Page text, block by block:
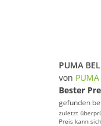
von PUMA
Bester
gefunden bei
zuletzt
Preis kann